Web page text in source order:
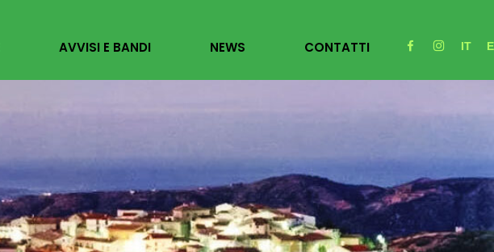
AVVISI E BANDI NEWS CONTATTI IT